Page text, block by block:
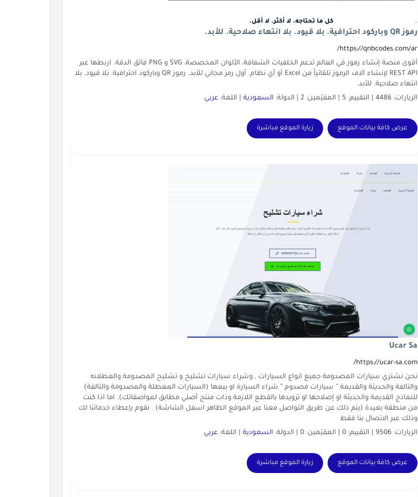
رموز QR وباركود احترافية. بلا قيود. بلا انتهاء صلاحية. للأبد.
https://qnbcodes.com/ar/
أقوى منصة إنشاء رموز في العالم تدعم الخلفيات الشفافة، الألوان المخصصة، SVG و PNG فائق الدقة. اربطها عبر
REST API لإنشاء آلاف الرموز تلقائياً من Excel أو أي نظام. أول رمز مجاني للأبد. رموز QR وباركود احترافية. بلا قيود. بلا
انتهاء صلاحية. للأبد.
الزيارات: 4486 | التقييم: 5 | المقيّمين: 2 | الدولة:
السعودية| اللغة: عربي
عرض كافة بيانات الموقع زيارة الموقع مباشرة
Ucar Sa
https://ucar-sa.com/
نحن نشتري سيارات المصدومة جميع انواع السيارات , وشراء سيارات تشليح و تشليح المصدومة والعطلانه
والتالفة والحديثة والقديمة ” سيارات مصدوم ” شراء السيارة او بيعها (السيارات المعطلة والمصدومة والتالفة)
للنماذج القديمة والحديثة او إصلاحها او تزويدها بالقطع اللازمة وذات منتج أصلي مطابق لمواصفاتك). اما اذا كنت
من منطقة بعيدة (يتم ذلك عن طريق التواصل معنا عبر الموقع الظاهر اسفل الشاشة) . نقوم بإعطاء خدماتنا لك
وذلك عبر الاتصال بنا فقط
الزيارات: 9506 | التقييم: 0 | المقيّمين: 0 | الدولة:
السعودية| اللغة: عربي
عرض كافة بيانات الموقع زيارة الموقع مباشرة